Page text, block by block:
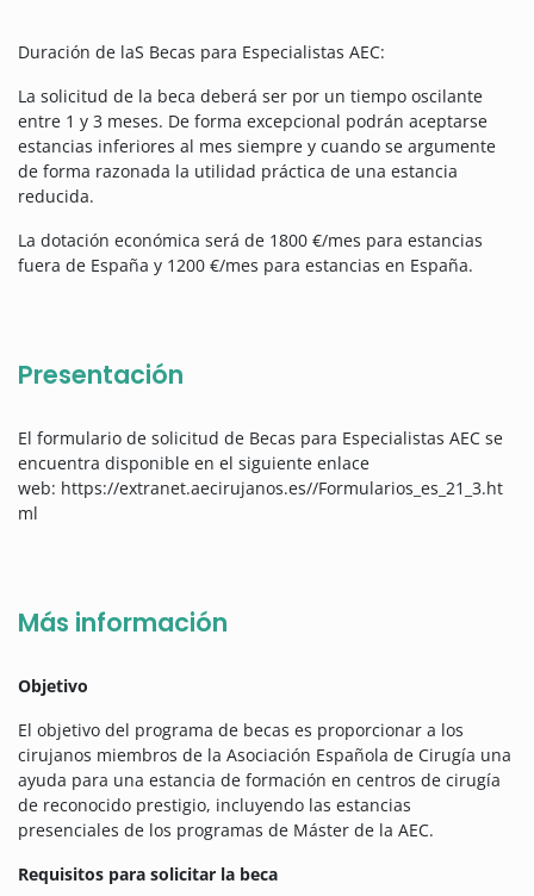
Duración de laS Becas para Especialistas AEC:
La solicitud de la beca deberá ser por un tiempo oscilante
entre 1 y 3 meses. De forma excepcional podrán aceptarse
estancias inferiores al mes siempre y cuando se argumente
de forma razonada la utilidad práctica de una estancia
reducida.
La dotación económica será de 1800 €/mes para estancias
fuera de España y 1200 €/mes para estancias en España.
Presentación
El formulario de solicitud de Becas para Especialistas AEC se
encuentra disponible en el siguiente enlace
web: https://extranet.aecirujanos.es//Formularios_es_21_3.ht
ml
Más información
Objetivo
El objetivo del programa de becas es proporcionar a los
cirujanos miembros de la Asociación Española de Cirugía una
ayuda para una estancia de formación en centros de cirugía
de reconocido prestigio, incluyendo las estancias
presenciales de los programas de Máster de la AEC.
Requisitos para solicitar la beca